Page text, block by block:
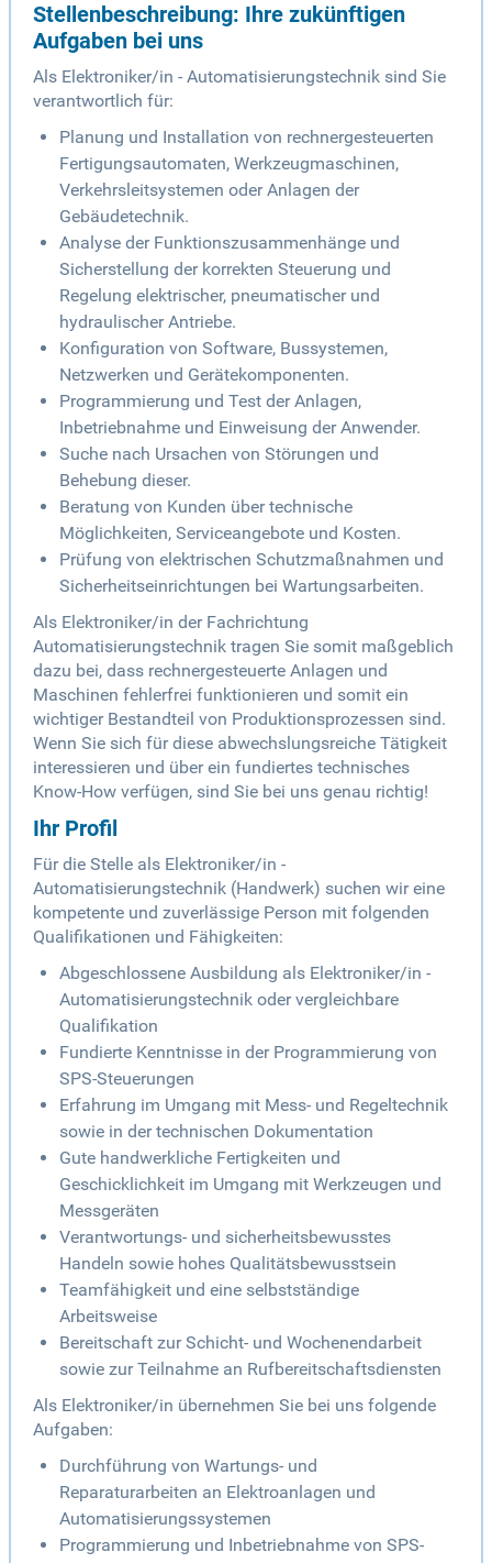
Stellenbeschreibung: Ihre zukünftigen
Aufgaben bei uns
Als Elektroniker/in - Automatisierungstechnik sind Sie
verantwortlich für:
Planung und Installation von rechnergesteuerten
Fertigungsautomaten, Werkzeugmaschinen,
Verkehrsleitsystemen oder Anlagen der
Gebäudetechnik.
Analyse der Funktionszusammenhänge und
Sicherstellung der korrekten Steuerung und
Regelung elektrischer, pneumatischer und
hydraulischer Antriebe.
Konfiguration von Software, Bussystemen,
Netzwerken und Gerätekomponenten.
Programmierung und Test der Anlagen,
Inbetriebnahme und Einweisung der Anwender.
Suche nach Ursachen von Störungen und
Behebung dieser.
Beratung von Kunden über technische
Möglichkeiten, Serviceangebote und Kosten.
Prüfung von elektrischen Schutzmaßnahmen und
Sicherheitseinrichtungen bei Wartungsarbeiten.
Als Elektroniker/in der Fachrichtung
Automatisierungstechnik tragen Sie somit maßgeblich
dazu bei, dass rechnergesteuerte Anlagen und
Maschinen fehlerfrei funktionieren und somit ein
wichtiger Bestandteil von Produktionsprozessen sind.
Wenn Sie sich für diese abwechslungsreiche Tätigkeit
interessieren und über ein fundiertes technisches
Know-How verfügen, sind Sie bei uns genau richtig!
Ihr Profil
Für die Stelle als Elektroniker/in -
Automatisierungstechnik (Handwerk) suchen wir eine
kompetente und zuverlässige Person mit folgenden
Qualifikationen und Fähigkeiten:
Abgeschlossene Ausbildung als Elektroniker/in -
Automatisierungstechnik oder vergleichbare
Qualifikation
Fundierte Kenntnisse in der Programmierung von
SPS-Steuerungen
Erfahrung im Umgang mit Mess- und Regeltechnik
sowie in der technischen Dokumentation
Gute handwerkliche Fertigkeiten und
Geschicklichkeit im Umgang mit Werkzeugen und
Messgeräten
Verantwortungs- und sicherheitsbewusstes
Handeln sowie hohes Qualitätsbewusstsein
Teamfähigkeit und eine selbstständige
Arbeitsweise
Bereitschaft zur Schicht- und Wochenendarbeit
sowie zur Teilnahme an Rufbereitschaftsdiensten
Als Elektroniker/in übernehmen Sie bei uns folgende
Aufgaben:
Durchführung von Wartungs- und
Reparaturarbeiten an Elektroanlagen und
Automatisierungssystemen
Programmierung und Inbetriebnahme von SPS-